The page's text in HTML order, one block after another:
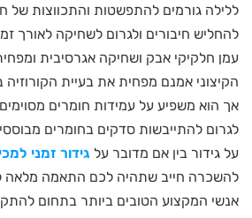
ללילה גורמים להתפשטות והתכווצות של
להחליש חיבורים ולגרום לשחיקה לאורך
עמן חלקיקי אבק ושחיקה אגרסיבית
הקיצוני אמנם מפחית את בעיית הקורוזיה
אך הוא משפיע על עמידות חומרים
לגרום להתייבשות סדקים בחומרים
על גידור בין אם מדובר על גידור זמני
להשכרה חייב שתהיה לכם התאמה מלאה
אנשי המקצוע הטובים ביותר בתחום